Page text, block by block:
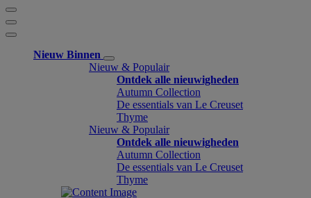
Nieuw Binnen
Nieuw & Populair
Ontdek alle nieuwigheden
Autumn Collection
De essentials van Le Creuset
Thyme
Nieuw & Populair
Ontdek alle nieuwigheden
Autumn Collection
De essentials van Le Creuset
Thyme